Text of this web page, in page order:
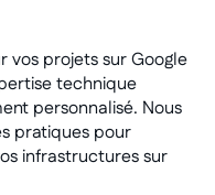
vos projets sur Google
technique
personnalisé. Nous
pratiques pour
infrastructures sur